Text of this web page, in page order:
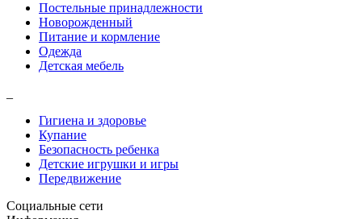
Постельные принадлежности
Новорожденный
Питание и кормление
Одежда
Детская мебель
Гигиена и здоровье
Купание
Безопасность ребенка
Детские игрушки и игры
Передвижение
Социальные сети